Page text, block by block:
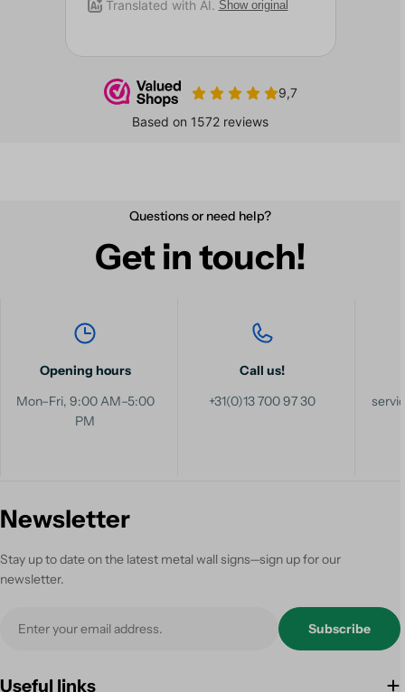
Questions or need help?
Get in touch!
Opening hours
Mon–Fri, 9:00 AM–5:00
PM
Call us!
+31(0)13 700 97 30
Newsletter
Stay up to date on the latest metal wall signs—sign up for our
newsletter.
Subscribe
Useful links